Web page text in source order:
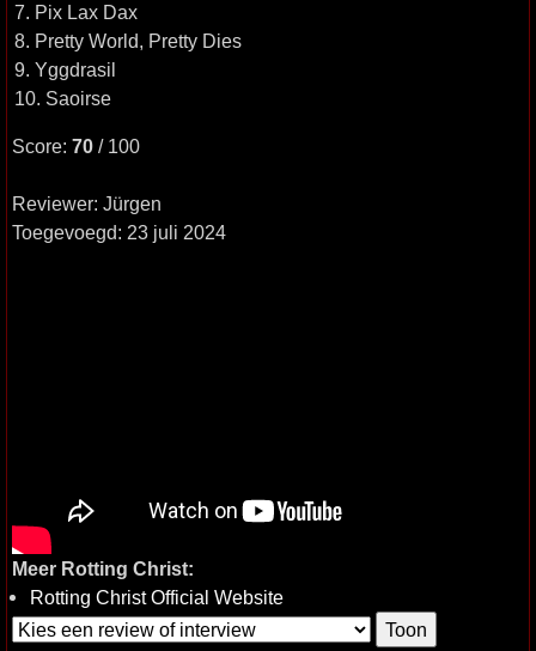
7. Pix Lax Dax
8. Pretty World, Pretty Dies
9. Yggdrasil
10. Saoirse
Score: 70 / 100
Reviewer: Jürgen
Toegevoegd: 23 juli 2024
Meer Rotting Christ:
Rotting Christ Official Website